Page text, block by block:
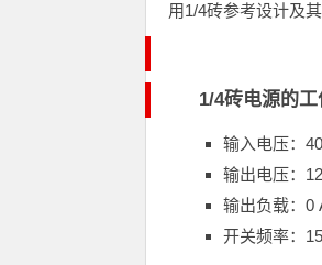
用1/4砖参考设计及
1/4砖电源的
输入电压：
输出电压：
输出负载：0
开关频率：